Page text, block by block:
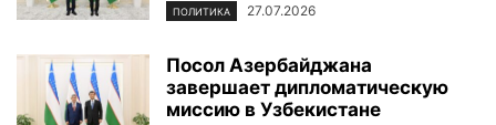
ПОЛИТИКА 27.07.2026
Посол Азербайджана
завершает дипломатическую
миссию в Узбекистане